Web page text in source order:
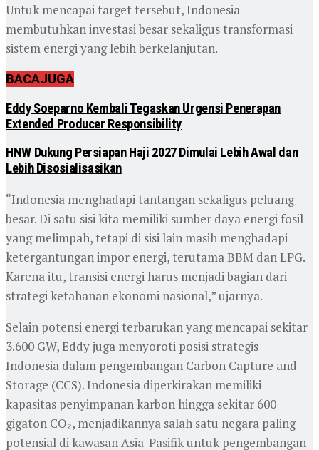
Untuk mencapai target tersebut, Indonesia
membutuhkan investasi besar sekaligus transformasi
sistem energi yang lebih berkelanjutan.
BACAJUGA
Eddy Soeparno Kembali Tegaskan Urgensi Penerapan
Extended Producer Responsibility
HNW Dukung Persiapan Haji 2027 Dimulai Lebih Awal dan
Lebih Disosialisasikan
“Indonesia menghadapi tantangan sekaligus peluang
besar. Di satu sisi kita memiliki sumber daya energi fosil
yang melimpah, tetapi di sisi lain masih menghadapi
ketergantungan impor energi, terutama BBM dan LPG.
Karena itu, transisi energi harus menjadi bagian dari
strategi ketahanan ekonomi nasional,” ujarnya.
Selain potensi energi terbarukan yang mencapai sekitar
3.600 GW, Eddy juga menyoroti posisi strategis
Indonesia dalam pengembangan Carbon Capture and
Storage (CCS). Indonesia diperkirakan memiliki
kapasitas penyimpanan karbon hingga sekitar 600
gigaton CO₂, menjadikannya salah satu negara paling
potensial di kawasan Asia-Pasifik untuk pengembangan